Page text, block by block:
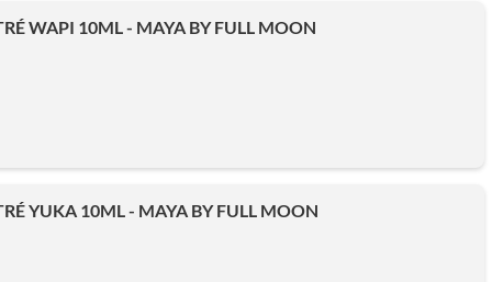
WAPI 10ML - MAYA BY FULL MOON
YUKA 10ML - MAYA BY FULL MOON